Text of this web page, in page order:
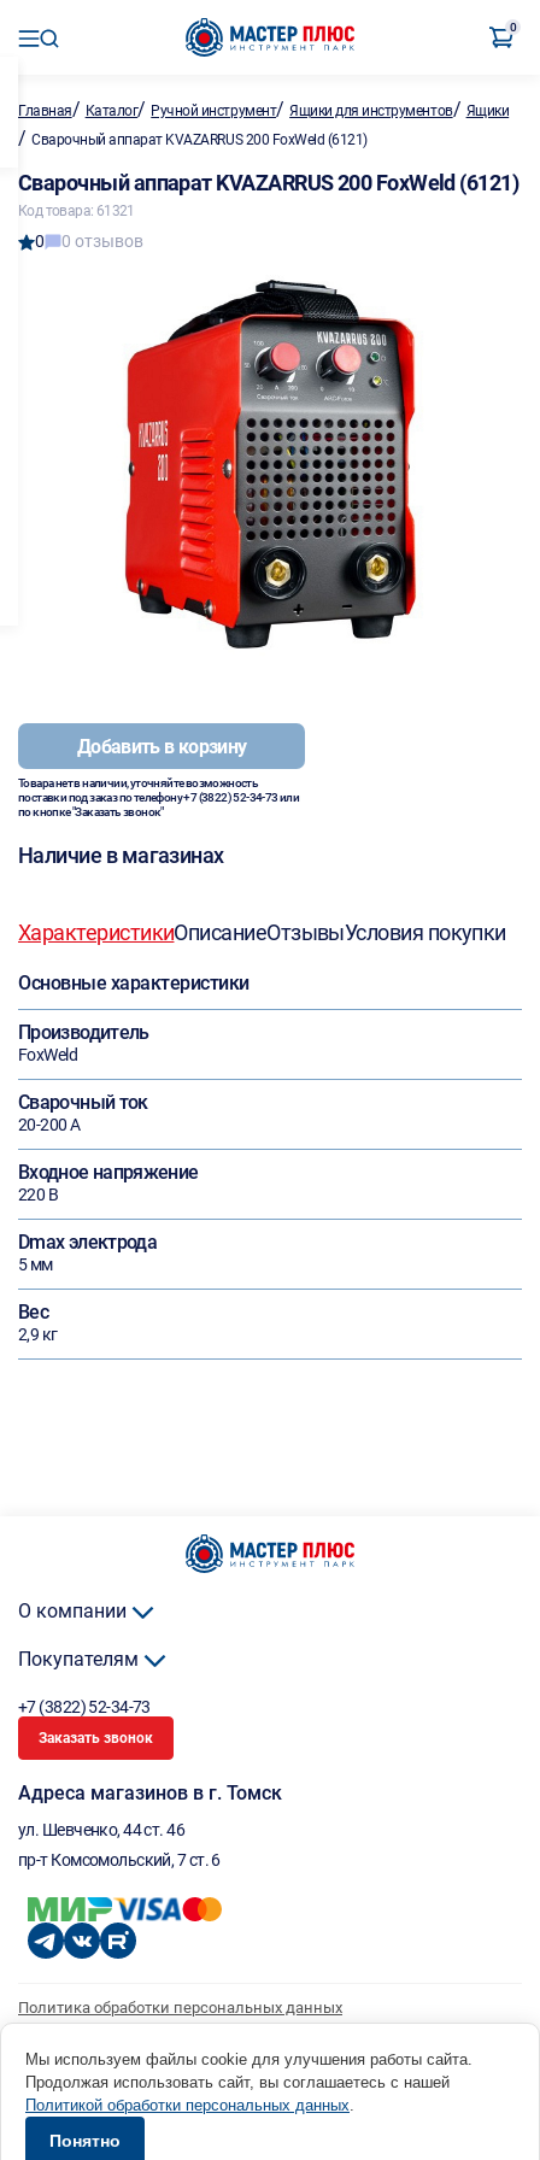
0
Главная/ Каталог/ Ручной инструмент/Ящики для инструментов/ Ящики
/ Сварочный аппарат KVAZARRUS 200 FoxWeld (6121)
Сварочный аппарат KVAZARRUS 200 FoxWeld (6121)
Код товара: 61321
0 0 отзывов
Добавить в корзину
Товара нет в наличии, уточняйте возможность
поставки под заказ по телефону+7 (3822) 52-34-73или
по кнопке "Заказать звонок"
Наличие в магазинах
ХарактеристикиОписаниеОтзывыУсловия покупки
Основные характеристики
Производитель
FoxWeld
Сварочный ток
20-200 А
Входное напряжение
220 В
Dmax электрода
5 мм
Вес
2,9 кг
О компании
Покупателям
+7 (3822) 52-34-73
Заказать звонок
Адреса магазинов в г. Томск
ул. Шевченко, 44 ст. 46
пр-т Комсомольский, 7 ст. 6
Политика обработки персональных данных
Согласие на получение рассылки
© 1996 - 2026 инструмент парк «Мастер Плюс» Россия, г. Томск, ул. Шевченко, 44 ст. 46, (3822) 52-34-
73 okp@masterplus.tomsk.ru ИП Брусницын Д.Н. ИНН 701700002741
Мы используем файлы cookie для улучшения работы сайта.
Продолжая использовать сайт, вы соглашаетесь с нашей
Политикой обработки персональных данных.
Понятно